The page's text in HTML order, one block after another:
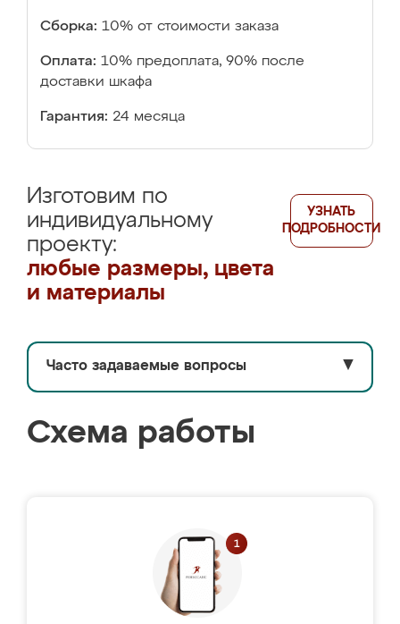
Сборка: 10% от стоимости заказа
Оплата: 10% предоплата, 90% после
доставки шкафа
Гарантия: 24 месяца
Изготовим по
индивидуальному
проекту:
любые размеры, цвета
и материалы
УЗНАТЬ
ПОДРОБНОСТИ
Часто задаваемые вопросы ▼
Схема работы